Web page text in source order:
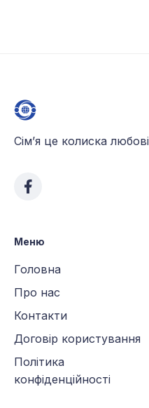
Сім’я це колиска любові
Меню
Головна
Про нас
Контакти
Договір користування
Політика
конфіденційності